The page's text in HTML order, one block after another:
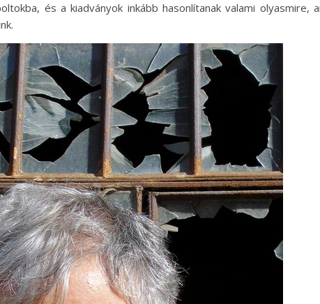
és a kiadványok inkább hasonlítanak valami olyasmire,